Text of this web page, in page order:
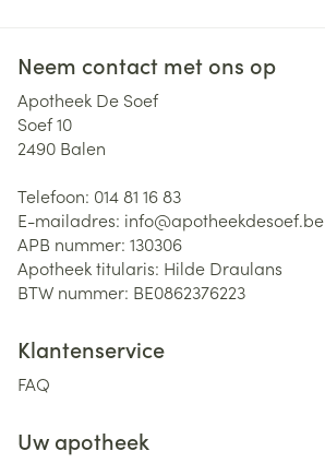
Neem contact met ons op
Apotheek De Soef
Soef 10
2490 Balen
Telefoon: 014 81 16 83
E-mailadres: info@apotheekdesoef.be
APB nummer: 130306
Apotheek titularis: Hilde Draulans
BTW nummer: BE0862376223
Klantenservice
FAQ
Uw apotheek